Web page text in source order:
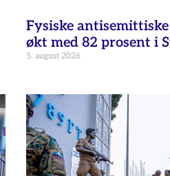
Fysiske
økt med 82 prosent i
5. august 2026